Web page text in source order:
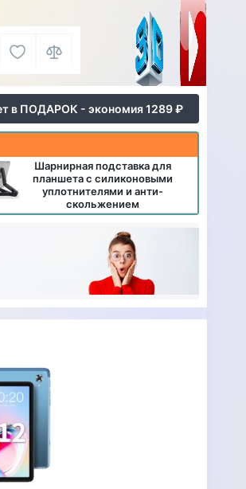
в ПОДАРОК - экономия 1289 ₽
Шарнирная подставка для
планшета с силиконовыми
уплотнителями и анти-
скольжением